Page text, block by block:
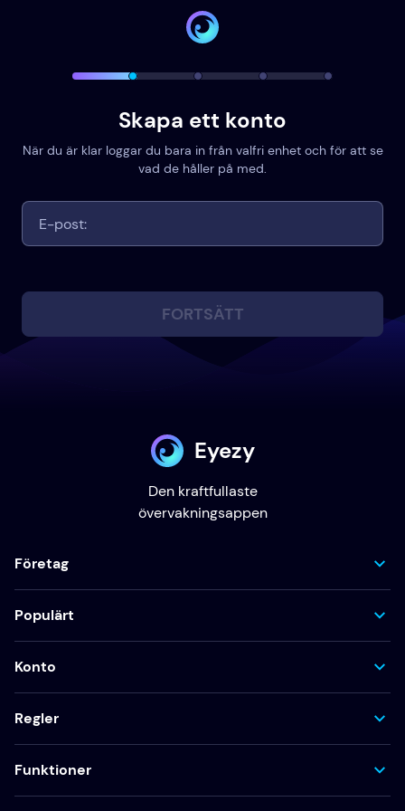
Skapa ett konto
När du är klar loggar du bara in från valfri enhet och för att se
vad de håller på med.
FORTSÄTT
Eyezy
Den kraftfullaste
övervakningsappen
Företag
Populärt
Konto
Regler
Funktioner